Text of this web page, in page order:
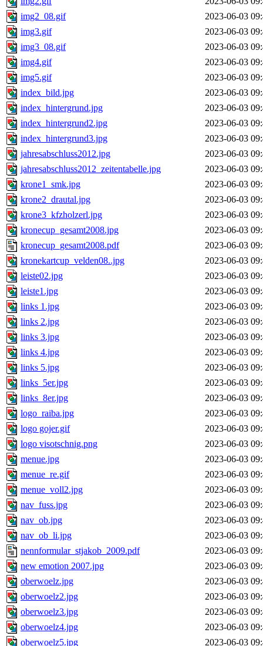
img2_08.gif
2023-06-03
img3.gif
2023-06-03
img3_08.gif
2023-06-03
img4.gif
2023-06-03
img5.gif
2023-06-03
index_bild.jpg
2023-06-03
index_hintergrund.jpg
2023-06-03
index_hintergrund2.jpg
2023-06-03
index_hintergrund3.jpg
2023-06-03
jahresabschluss2012.jpg
2023-06-03
jahresabschluss2012_zeitentabelle.jpg
2023-06-03
krone1_smk.jpg
2023-06-03
krone2_drautal.jpg
2023-06-03
krone3_kfzholzerl.jpg
2023-06-03
kronecup_gesamt2008.jpg
2023-06-03
kronecup_gesamt2008.pdf
2023-06-03
kronekartcup_velden08..jpg
2023-06-03
leiste02.jpg
2023-06-03
leiste1.jpg
2023-06-03
links 1.jpg
2023-06-03
links 2.jpg
2023-06-03
links 3.jpg
2023-06-03
links 4.jpg
2023-06-03
links 5.jpg
2023-06-03
links_5er.jpg
2023-06-03
links_8er.jpg
2023-06-03
logo_raiba.jpg
2023-06-03
logo gojer.gif
2023-06-03
logo visotschnig.png
2023-06-03
menue.jpg
2023-06-03
menue_re.gif
2023-06-03
menue_voll2.jpg
2023-06-03
nav_fuss.jpg
2023-06-03
nav_ob.jpg
2023-06-03
nav_ob_li.jpg
2023-06-03
nennformular_stjakob_2009.pdf
2023-06-03
new emotion 2007.jpg
2023-06-03
oberwoelz.jpg
2023-06-03
oberwoelz2.jpg
2023-06-03
oberwoelz3.jpg
2023-06-03
oberwoelz4.jpg
2023-06-03
oberwoelz5.jpg
2023-06-03